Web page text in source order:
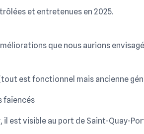
et entretenues en 2025.
que nous aurions
est fonctionnel mais ancienne
faïencés
il est visible au port de Saint-Quay-